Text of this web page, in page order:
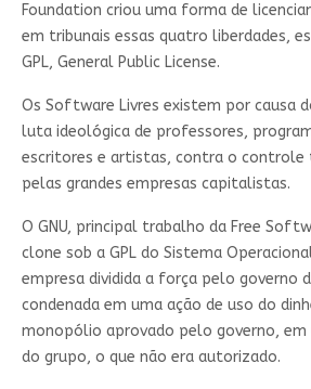
Foundation criou uma forma de
em tribunais essas quatro liberdades,
GPL, General Public License.
Os Software Livres existem por causa
luta ideológica de professores,
escritores e artistas, contra o
pelas grandes empresas capitalistas.
O GNU, principal trabalho da Free
clone sob a GPL do Sistema
empresa dividida a força pelo governo
condenada em uma ação de uso do
monopólio aprovado pelo governo,
do grupo, o que não era autorizado.